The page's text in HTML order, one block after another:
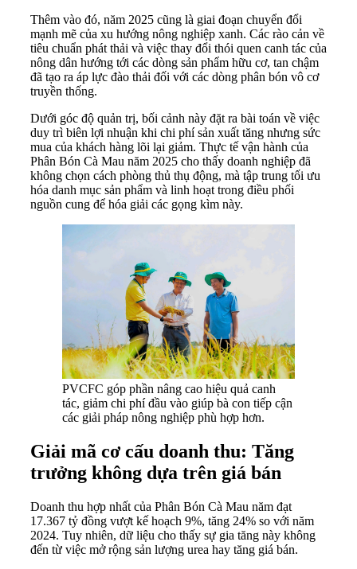
Thêm vào đó, năm 2025 cũng là giai đoạn chuyển đổi
mạnh mẽ của xu hướng nông nghiệp xanh. Các rào cản về
tiêu chuẩn phát thải và việc thay đổi thói quen canh tác của
nông dân hướng tới các dòng sản phẩm hữu cơ, tan chậm
đã tạo ra áp lực đào thải đối với các dòng phân bón vô cơ
truyền thống.
Dưới góc độ quản trị, bối cảnh này đặt ra bài toán về việc
duy trì biên lợi nhuận khi chi phí sản xuất tăng nhưng sức
mua của khách hàng lõi lại giảm. Thực tế vận hành của
Phân Bón Cà Mau năm 2025 cho thấy doanh nghiệp đã
không chọn cách phòng thủ thụ động, mà tập trung tối ưu
hóa danh mục sản phẩm và linh hoạt trong điều phối
nguồn cung để hóa giải các gọng kìm này.
PVCFC góp phần nâng cao hiệu quả canh
tác, giảm chi phí đầu vào giúp bà con tiếp cận
các giải pháp nông nghiệp phù hợp hơn.
Giải mã cơ cấu doanh thu: Tăng
trưởng không dựa trên giá bán
Doanh thu hợp nhất của Phân Bón Cà Mau năm đạt
17.367 tỷ đồng vượt kế hoạch 9%, tăng 24% so với năm
2024. Tuy nhiên, dữ liệu cho thấy sự gia tăng này không
đến từ việc mở rộng sản lượng urea hay tăng giá bán.